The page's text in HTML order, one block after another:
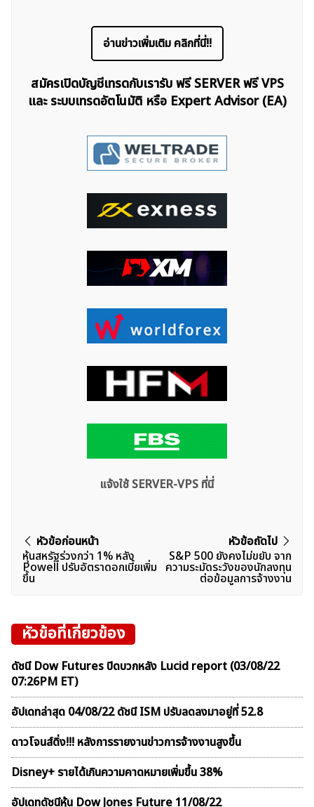
อ่านข่าวเพิ่มเติม คลิกที่นี่!!
สมัครเปิดบัญชีเทรดกับเรารับ ฟรี SERVER ฟรี VPS
และ ระบบเทรดอัตโนมัติ หรือ Expert Advisor (EA)
แจ้งใช้ SERVER-VPS ที่นี่
แนะแนว
เรื่อง
หัวข้อก่อนหน้า
หุ้นสหรัฐร่วงกว่า 1% หลัง
Powell ปรับอัตราดอกเบี้ยเพิ่ม
ขึ้น
หัวข้อถัดไป
S&P 500 ยังคงไม่ขยับ จาก
ความระมัดระวังของนักลงทุน
ต่อข้อมูลการจ้างงาน
หัวข้อที่เกี่ยวข้อง
ดัชนี Dow Futures ปิดบวกหลัง Lucid report (03/08/22
07:26PM ET)
อัปเดทล่าสุด 04/08/22 ดัชนี ISM ปรับลดลงมาอยู่ที่ 52.8
ดาวโจนส์ดิ่ง!!! หลังการรายงานข่าวการจ้างงานสูงขึ้น
Disney+ รายได้เกินความคาดหมายเพิ่มขึ้น 38%
อัปเดทดัชนีหุ้น Dow Jones Future 11/08/22